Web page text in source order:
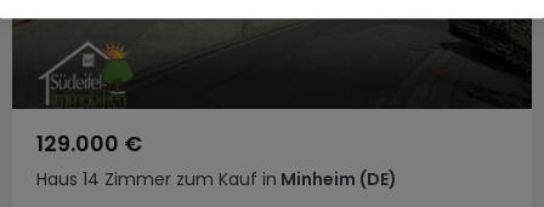
Haus 14 Zimmer zum Kauf in Minheim (DE)
129.000 €